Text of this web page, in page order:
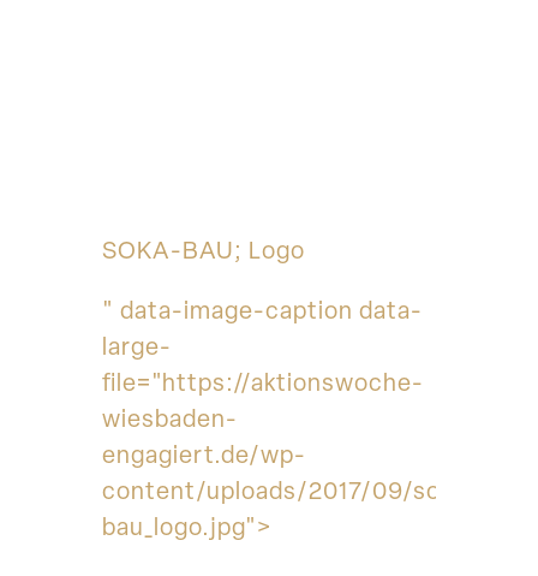
SOKA-BAU; Logo
" data-image-caption data-
large-
file="https://aktionswoche-
wiesbaden-
engagiert.de/wp-
content/uploads/2017/09/soka-
bau_logo.jpg">